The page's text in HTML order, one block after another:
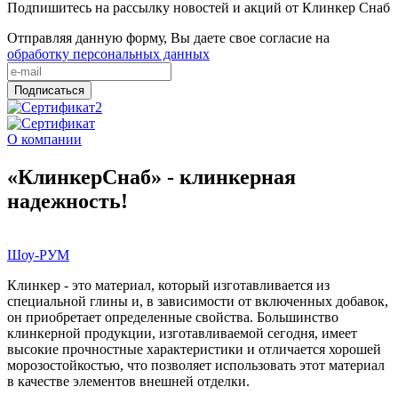
Подпишитесь на рассылку новостей и акций от Клинкер Снаб
Отправляя данную форму, Вы даете свое согласие на
обработку персональных данных
Подписаться
О компании
«КлинкерСнаб» - клинкерная
надежность!
Шоу-РУМ
Клинкер - это материал, который изготавливается из
специальной глины и, в зависимости от включенных добавок,
он приобретает определенные свойства. Большинство
клинкерной продукции, изготавливаемой сегодня, имеет
высокие прочностные характеристики и отличается хорошей
морозостойкостью, что позволяет использовать этот материал
в качестве элементов внешней отделки.